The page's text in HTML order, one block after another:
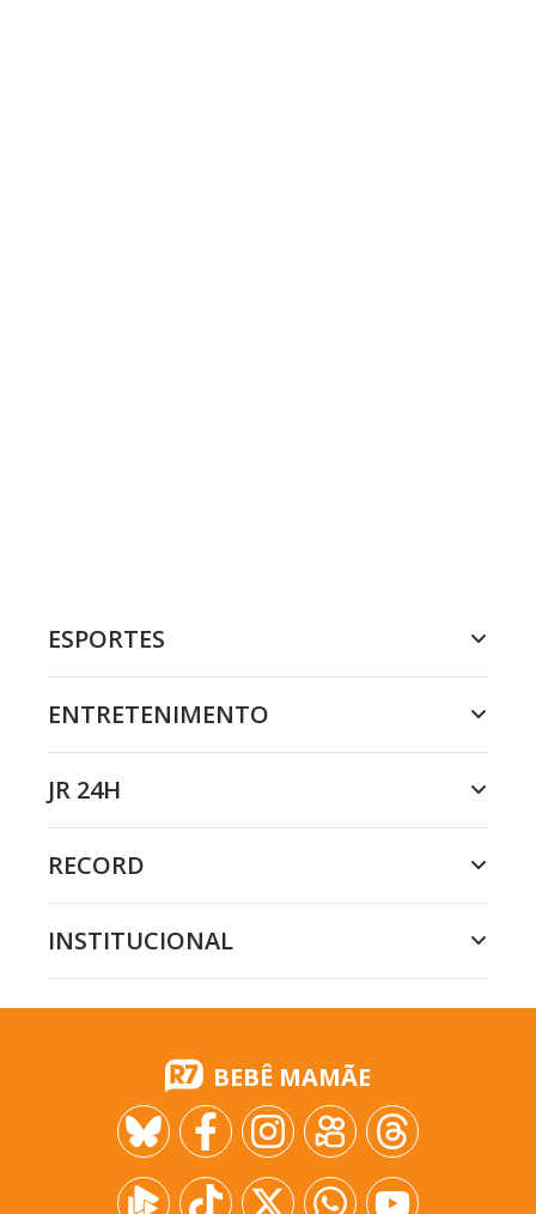
ESPORTES
ENTRETENIMENTO
JR 24H
RECORD
INSTITUCIONAL
BEBÊ MAMÃE